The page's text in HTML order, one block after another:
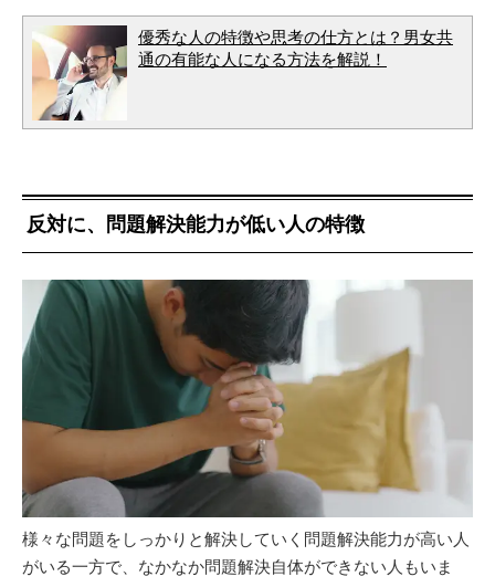
優秀な人の特徴や思考の仕方とは？男女共
通の有能な人になる方法を解説！
反対に、問題解決能力が低い人の特徴
様々な問題をしっかりと解決していく問題解決能力が高い人
がいる一方で、なかなか問題解決自体ができない人もいま